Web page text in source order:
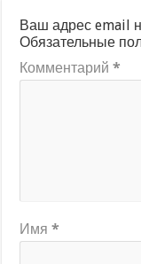
Ваш адрес email
Обязательные
Комментарий*
Имя*